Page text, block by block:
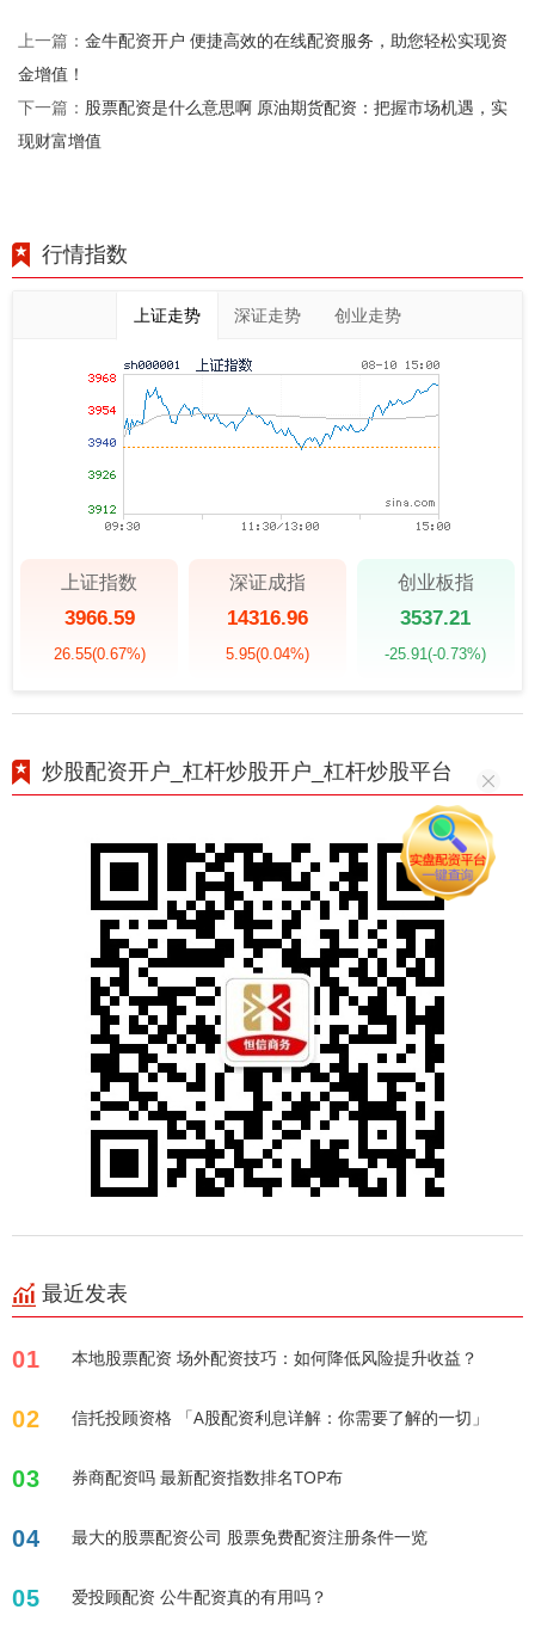
上一篇： 金牛配资开户 便捷高效的在线配资服务，助您轻松实现资
金增值！
下一篇： 股票配资是什么意思啊 原油期货配资：把握市场机遇，实
现财富增值
行情指数
上证走势 深证走势 创业走势
上证指数
3966.59
26.55(0.67%)
深证成指
14316.96
5.95(0.04%)
创业板指
3537.21
-25.91(-0.73%)
炒股配资开户_杠杆炒股开户_杠杆炒股平台
最近发表
01 本地股票配资 场外配资技巧：如何降低风险提升收益？
02 信托投顾资格 「A股配资利息详解：你需要了解的一切」
03 券商配资吗 最新配资指数排名TOP布
04 最大的股票配资公司 股票免费配资注册条件一览
05 爱投顾配资 公牛配资真的有用吗？